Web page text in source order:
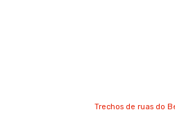
Trechos de ruas do